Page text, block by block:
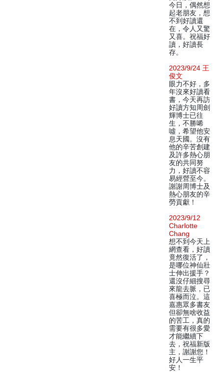
今日，偶然想
起老朋友，想
不到好讀還
在，令人又驚
又喜。祝福好
讀，好讀長
存。
2023/9/24 王
俊文
眼力不好，多
年沒來好讀看
書，今天再訪
好讀方知周劍
輝博士已往
生，不勝唏
噓，希望他安
息天國。沒有
他的辛苦創建
及許多熱心朋
友的共同努
力，好讀不容
易經營至今。
謝謝周博士及
熱心朋友的辛
勞貢獻！
2023/9/12
Charlotte
Chang
想不到今天上
網查看，好讀
竟然復活了，
是哪位神仙壯
士伸出援手？
還沒仔細搜尋
來龍去脈，已
喜極而泣。這
嘉惠眾多書友
但卻無啥收益
的苦工，真的
需要有很多愛
才能繼續下
去，祝福新版
主，謝謝您！
好人一生平
安！